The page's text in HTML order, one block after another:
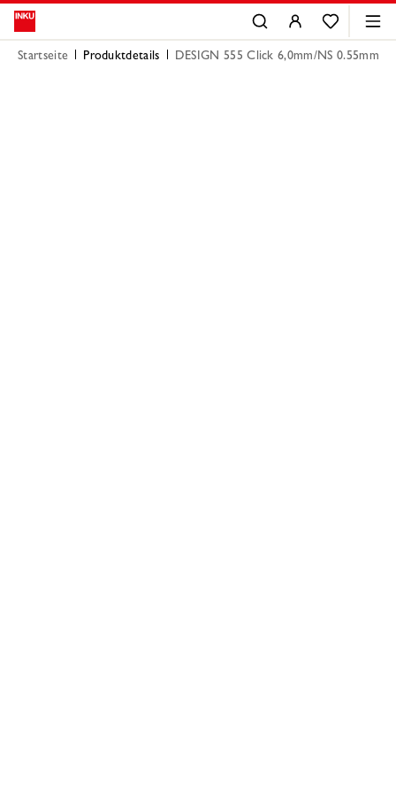
Startseite Produktdetails DESIGN 555 Click 6,0mm/NS 0.55mm